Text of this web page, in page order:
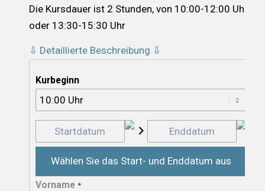
Die Kursdauer ist 2 Stunden, von 10:00-12:00 Uhr
oder 13:30-15:30 Uhr
⇩ Detaillierte Beschreibung ⇩
Kurbeginn
Wählen Sie das Start- und Enddatum aus
Vorname *